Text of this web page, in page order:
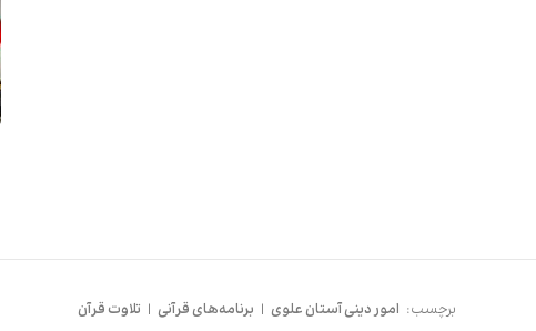
برچسب: امور دینی آستان علوی | برنامه‌های قرآنی | تلاوت قرآن